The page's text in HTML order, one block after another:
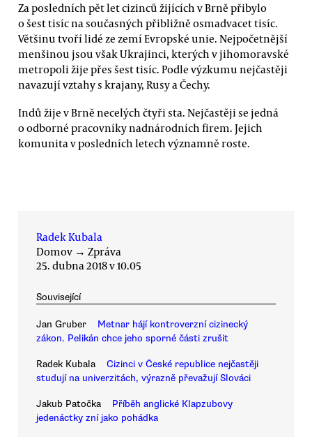
Za posledních pět let cizinců žijících v Brně přibylo
o šest tisíc na současných přibližně osmadvacet tisíc.
Většinu tvoří lidé ze zemí Evropské unie. Nejpočetnější
menšinou jsou však Ukrajinci, kterých v jihomoravské
metropoli žije přes šest tisíc. Podle výzkumu nejčastěji
navazují vztahy s krajany, Rusy a Čechy.
Indů žije v Brně necelých čtyři sta. Nejčastěji se jedná
o odborné pracovníky nadnárodních firem. Jejich
komunita v posledních letech významně roste.
Radek Kubala
Domov → Zpráva
25. dubna 2018 v 10.05
Související
Jan Gruber
Metnar hájí kontroverzní cizinecký
zákon. Pelikán chce jeho sporné části zrušit
Radek Kubala
Cizinci v České republice nejčastěji
studují na univerzitách, výrazně převažují Slováci
Jakub Patočka
Příběh anglické Klapzubovy
jedenáctky zní jako pohádka